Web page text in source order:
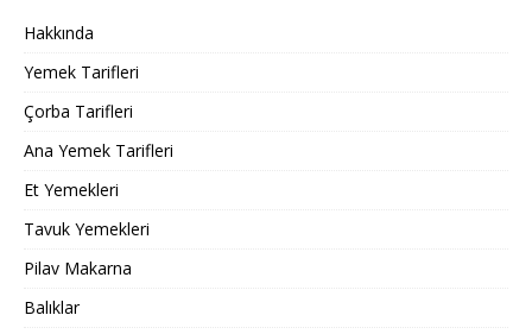
Hakkında
Yemek Tarifleri
Çorba Tarifleri
Ana Yemek Tarifleri
Et Yemekleri
Tavuk Yemekleri
Pilav Makarna
Balıklar